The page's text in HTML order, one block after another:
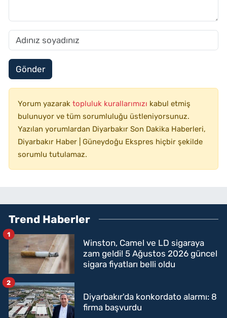
Gönder
Yorum yazarak topluluk kurallarımızı kabul etmiş
bulunuyor ve tüm sorumluluğu üstleniyorsunuz.
Yazılan yorumlardan Diyarbakır Son Dakika Haberleri,
Diyarbakır Haber | Güneydoğu Ekspres hiçbir şekilde
sorumlu tutulamaz.
Trend Haberler
Winston, Camel ve LD sigaraya
zam geldi! 5 Ağustos 2026 güncel
sigara fiyatları belli oldu
1
Diyarbakır'da konkordato alarmı: 8
firma başvurdu
2